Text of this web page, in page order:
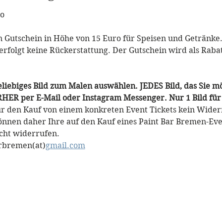
in Höhe von 15 Euro für Speisen und
keine Rückerstattung. Der Gutschein wird als
Bild zum Malen auswählen. JEDES Bild, das Sie
per E-Mail oder Instagram Messenger. Nur 1 Bild
den Kauf von einem konkreten Event Tickets kein
daher Ihre auf den Kauf eines Paint Bar Bremen-
widerrufen.
gmail.com